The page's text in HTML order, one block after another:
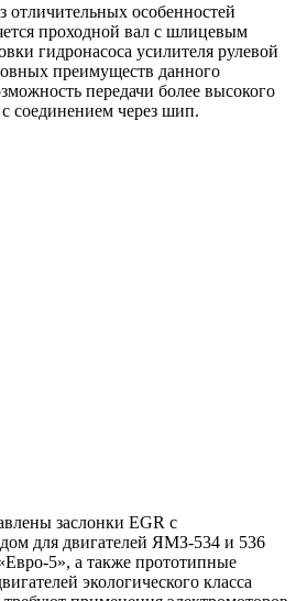
отличительных особенностей
проходной вал с шлицевым
гидронасоса усилителя рулевой
преимуществ данного
передачи более высокого
соединением через шип.
заслонки EGR с
для двигателей ЯМЗ-534 и 536
5», а также прототипные
экологического класса